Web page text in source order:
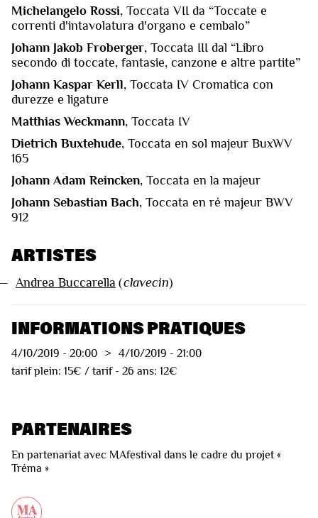
Michelangelo Rossi, Toccata VII da “Toccate e
correnti d'intavolatura d'organo e cembalo”
Johann Jakob Froberger, Toccata III dal “Libro
secondo di toccate, fantasie, canzone e altre partite”
Johann Kaspar Kerll, Toccata IV Cromatica con
durezze e ligature
Matthias Weckmann, Toccata IV
Dietrich Buxtehude, Toccata en sol majeur BuxWV
165
Johann Adam Reincken, Toccata en la majeur
Johann Sebastian Bach, Toccata en ré majeur BWV
912
ARTISTES
Andrea Buccarella (clavecin)
INFORMATIONS PRATIQUES
4/10/2019 - 20:00 > 4/10/2019 - 21:00
tarif plein: 15€ / tarif - 26 ans: 12€
PARTENAIRES
En partenariat avec MAfestival dans le cadre du projet «
Tréma »